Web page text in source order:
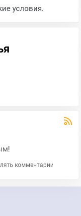
условия.
комментарии